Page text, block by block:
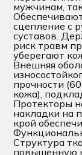
мужчинам,
сцепление с
суставов.
риск травм
уберегают
Внешняя
прочности
кожа),
Протекторы
накладки на
крой
Структура
повышенную